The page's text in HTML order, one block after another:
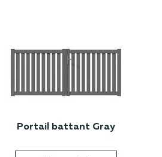
Portail battant Gray